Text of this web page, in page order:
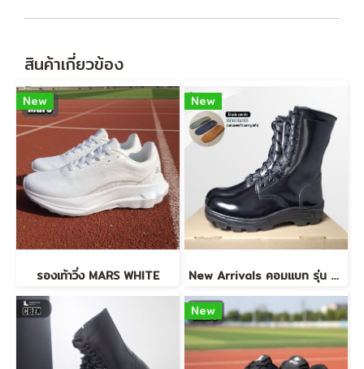
สินค้าเกี่ยวข้อง
New
รองเท้าวิ่ง MARS WHITE
New
New Arrivals คอมแบท รุ่น USP5+
New